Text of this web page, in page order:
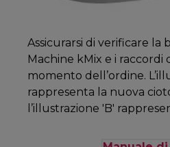
Assicurarsi di verificare la
Machine kMix e i raccordi
momento dell’ordine.
rappresenta la nuova
l’illustrazione 'B'